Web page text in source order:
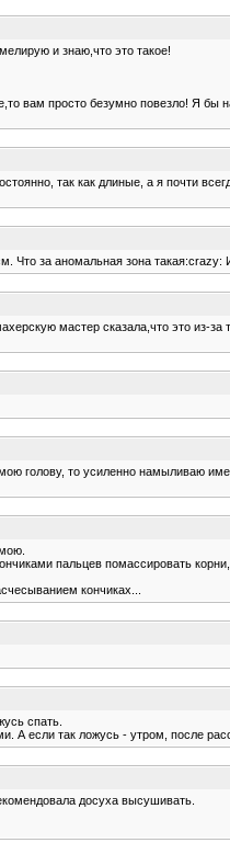
и знаю,что это такое!
вам просто безумно повезло! Я бы
так как длиные, а я почти
Что за аномальная зона такая:crazy:
мастер сказала,что это из-
голову, то усиленно намыливаю
пальцев помассировать
кончиках...
спать.
А если так ложусь - утром, после
досуха высушивать.